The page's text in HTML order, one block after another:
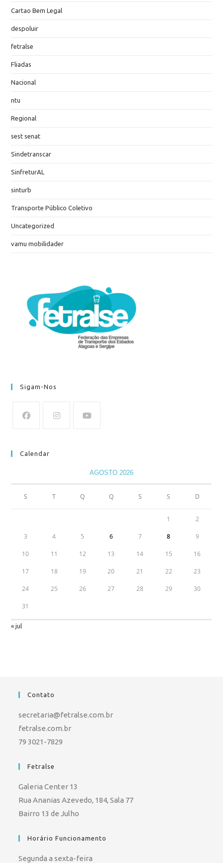
Cartao Bem Legal
despoluir
fetralse
Fliadas
Nacional
ntu
Regional
sest senat
Sindetranscar
SinfreturAL
sinturb
Transporte Público Coletivo
Uncategorized
vamu mobilidader
Sigam-Nos
Calendar
AGOSTO 2026
S T Q Q S S D
1 2
3 4 5 6 7 8 9
10 11 12 13 14 15 16
17 18 19 20 21 22 23
24 25 26 27 28 29 30
31
« jul
Contato
secretaria@fetralse.com.br
fetralse.com.br
79 3021-7829
Fetralse
Galeria Center 13
Rua Ananias Azevedo, 184, Sala 77
Bairro 13 de Julho
Horário Funcionamento
Segunda a sexta-feira